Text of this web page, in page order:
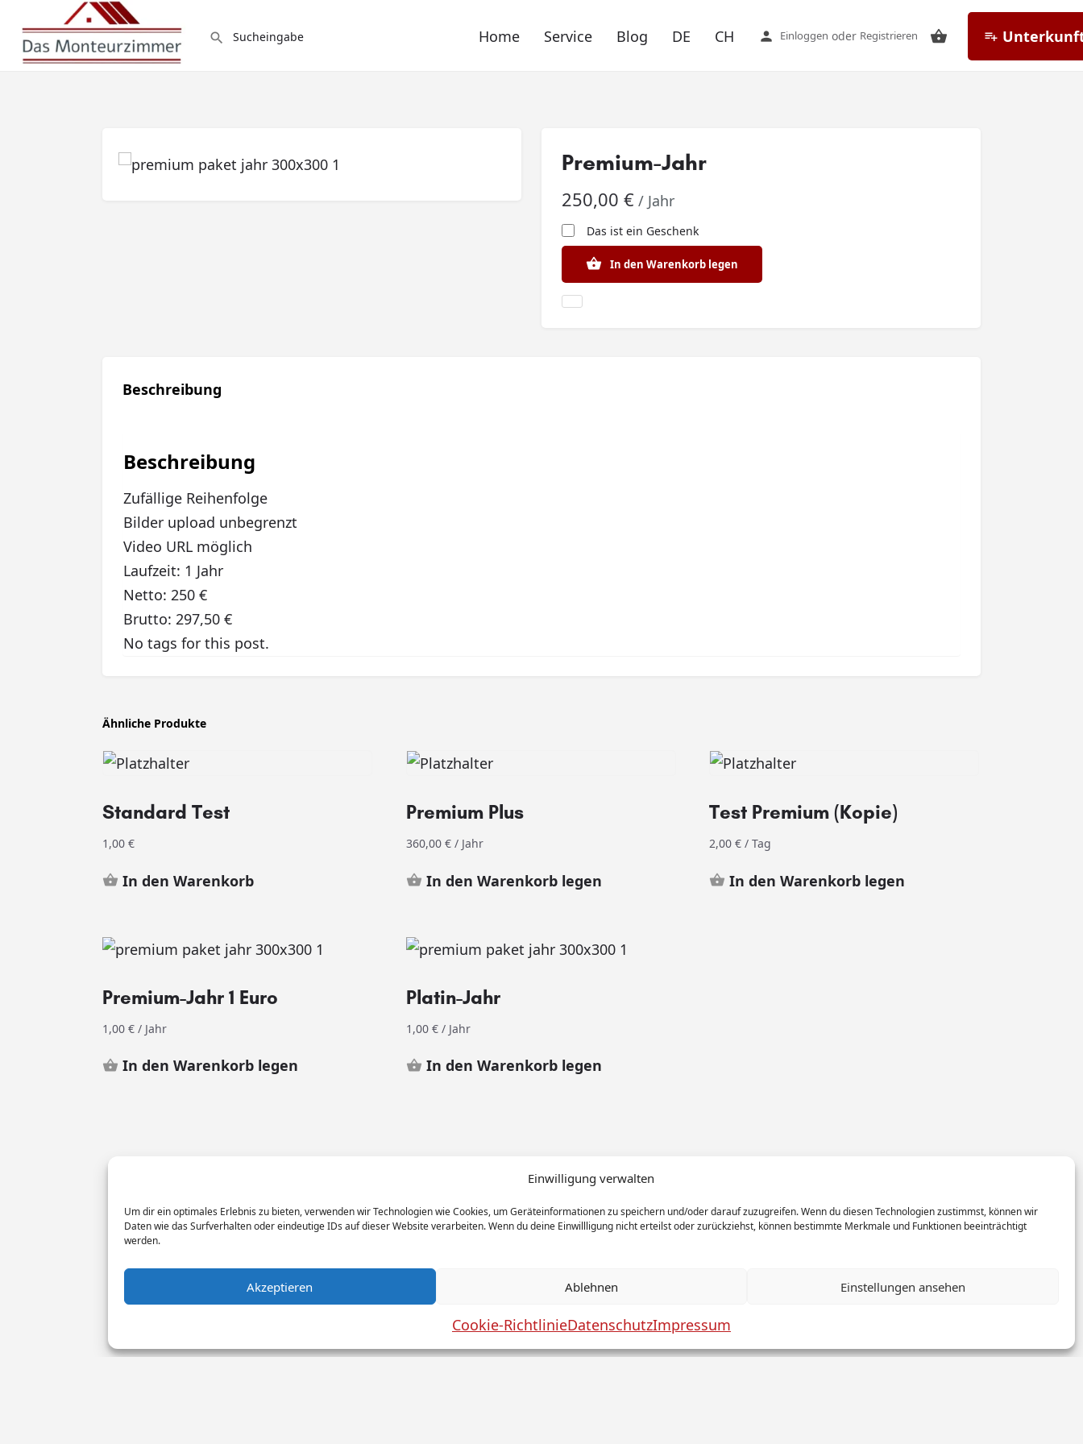
Einwilligung verwalten
Um dir ein optimales Erlebnis zu bieten, verwenden wir Technologien wie Cookies, um Geräteinformationen zu speichern und/oder darauf zuzugreifen. Wenn du diesen Technologien zustimmst, können wir
Daten wie das Surfverhalten oder eindeutige IDs auf dieser Website verarbeiten. Wenn du deine Einwillligung nicht erteilst oder zurückziehst, können bestimmte Merkmale und Funktionen beeinträchtigt
werden.
Akzeptieren Ablehnen Einstellungen ansehen
Cookie-RichtlinieDatenschutzImpressum
Home Service Blog DE CH Einloggen oder Registrieren
Premium-Jahr
250,00 € / Jahr
Das ist ein Geschenk
In den Warenkorb legen
Beschreibung
Beschreibung
Zufällige Reihenfolge
Bilder upload unbegrenzt
Video URL möglich
Laufzeit: 1 Jahr
Netto: 250 €
Brutto: 297,50 €
No tags for this post.
Ähnliche Produkte
Standard Test
1,00 €
In den Warenkorb
Premium Plus
360,00 € / Jahr
In den Warenkorb legen
Test Premium (Kopie)
2,00€ / Tag
In den Warenkorb legen
Premium-Jahr 1 Euro
1,00 € / Jahr
In den Warenkorb legen
Platin-Jahr
1,00 € / Jahr
In den Warenkorb legen